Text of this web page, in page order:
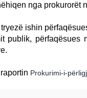
nga prokurorët
ishin
publik, përfaqësues
Prokurimi-i-